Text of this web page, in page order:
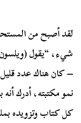
لقد أصبح من
شيء، “يقول
– كان هناك عدد
نمو مكتبته، أدرك
كل كتاب وتزويده